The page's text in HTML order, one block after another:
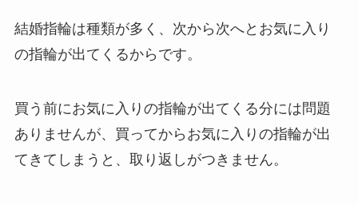
結婚指輪は種類が多く、次から次へとお気に入り
の指輪が出てくるからです。
買う前にお気に入りの指輪が出てくる分には問題
ありませんが、買ってからお気に入りの指輪が出
てきてしまうと、取り返しがつきません。